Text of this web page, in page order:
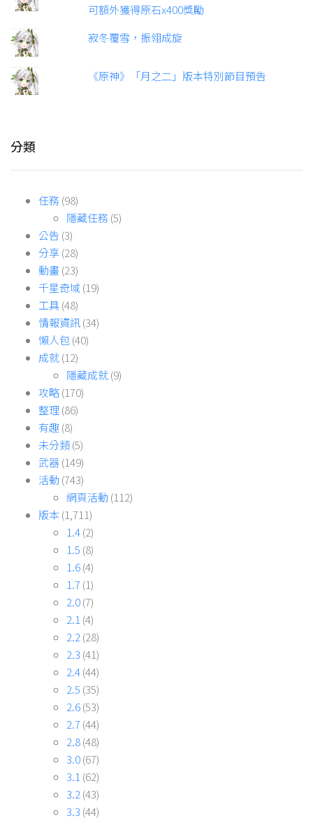
可額外獲得原石x400獎勵
寂冬覆雪，振翎成旋
《原神》「月之二」版本特別節目預告
分類
任務 (98)
隱藏任務 (5)
公告 (3)
分享(28)
動畫(23)
千星奇域 (19)
工具(48)
情報資訊(34)
懶人包(40)
成就(12)
隱藏成就(9)
攻略(170)
整理(86)
有趣(8)
未分類(5)
武器(149)
活動 (743)
網頁活動 (112)
版本 (1,711)
1.4(2)
1.5 (8)
1.6(4)
1.7 (1)
2.0(7)
2.1 (4)
2.2 (28)
2.3 (41)
2.4(44)
2.5 (35)
2.6(53)
2.7 (44)
2.8(48)
3.0(67)
3.1 (62)
3.2 (43)
3.3 (44)